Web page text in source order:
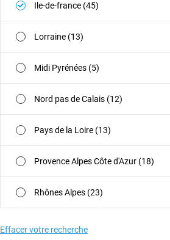
Ile-de-france (45)
Lorraine (13)
Midi Pyrénées (5)
Nord pas de Calais (12)
Pays de la Loire (13)
Provence Alpes Côte d'Azur (18)
Rhônes Alpes (23)
Effacer votre recherche